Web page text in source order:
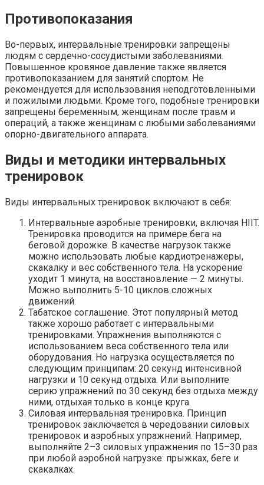
Противопоказания
Во-первых, интервальные тренировки запрещены
людям с сердечно-сосудистыми заболеваниями.
Повышенное кровяное давление также является
противопоказанием для занятий спортом. Не
рекомендуется для использования неподготовленными
и пожилыми людьми. Кроме того, подобные тренировки
запрещены беременным, женщинам после травм и
операций, а также женщинам с любыми заболеваниями
опорно-двигательного аппарата.
Виды и методики интервальных
тренировок
Виды интервальных тренировок включают в себя:
Интервальные аэробные тренировки, включая HIIT.
Тренировка проводится на примере бега на
беговой дорожке. В качестве нагрузок также
можно использовать любые кардиотренажеры,
скакалку и вес собственного тела. На ускорение
уходит 1 минута, на восстановление — 2 минуты.
Можно выполнить 5-10 циклов сложных
движений.
Табатское соглашение. Этот популярный метод
также хорошо работает с интервальными
тренировками. Упражнения выполняются с
использованием веса собственного тела или
оборудования. Но нагрузка осуществляется по
следующим принципам: 20 секунд интенсивной
нагрузки и 10 секунд отдыха. Или выполните
серию упражнений по 30 секунд без отдыха между
ними, отдыхая только в конце круга.
Силовая интервальная тренировка. Принцип
тренировок заключается в чередовании силовых
тренировок и аэробных упражнений. Например,
выполняйте 2–3 силовых упражнения по 15–30 раз
при любой аэробной нагрузке: прыжках, беге и
скакалках.